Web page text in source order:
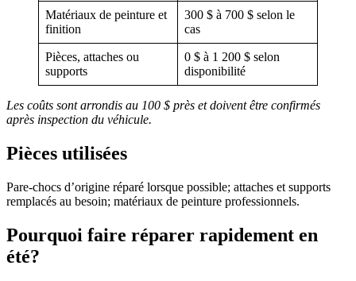
Matériaux de peinture et
finition
300 $ à 700 $ selon le
cas
Pièces, attaches ou
supports
0 $ à 1 200 $ selon
disponibilité
Les coûts sont arrondis au 100 $ près et doivent être confirmés
après inspection du véhicule.
Pièces utilisées
Pare-chocs d’origine réparé lorsque possible; attaches et supports
remplacés au besoin; matériaux de peinture professionnels.
Pourquoi faire réparer rapidement en
été?